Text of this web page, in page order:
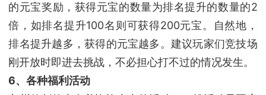
的元宝奖励，获得元宝的数量为排名提升的数量的2
倍，如排名提升100名则可获得200元宝。自然地，
排名提升越多，获得的元宝越多。建议玩家们竞技场
刚开放时即进去挑战，不必担心打不过的情况发生。
6、各种福利活动